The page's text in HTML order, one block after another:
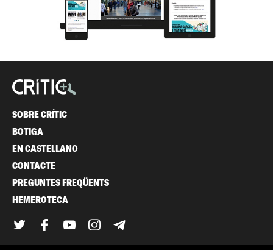
SOBRE CRÍTIC
BOTIGA
EN CASTELLANO
CONTACTE
PREGUNTES FREQÜENTS
HEMEROTECA
TwitterFacebook
YouTubeInstagram